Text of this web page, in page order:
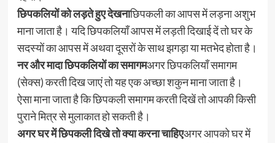
छिपकलियों को लड़ते हुए देखनाछिपकली का आपस में लड़ना अशुभ
माना जाता है। यदि छिपकलियाँ आपस में लड़ती दिखाई दें तो घर के
सदस्यों का आपस में अथवा दूसरों के साथ झगड़ा या मतभेद होता है।
नर और मादा छिपकलियों का समागमअगर छिपकलियाँ समागम
(सेक्स) करती दिख जाएं तो यह एक अच्छा शकुन माना जाता है।
ऐसा माना जाता है कि छिपकली समागम करती दिखें तो आपकी किसी
पुराने मित्र से मुलाकात हो सकती है।
अगर घर में छिपकली दिखे तो क्या करना चाहिएअगर आपको घर में